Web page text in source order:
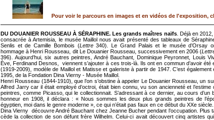
Pour voir le parcours en images et en vidéos de l'exposition,
DU DOUANIER ROUSSEAU À SÉRAPHINE. Les grands maîtres naïfs. Déjà en 2012,
consacrée à Artemisia, le musée Maillol nous avait présenté des tableaux de
Senlis et de Camille Bombois (Lettre340). Le Grand Palais et le musée d’Orsay
hommage à Henri Rousseau, dit Le Douanier Rousseau, successivement en 2006 (
396). Aujourd’hui, six autres peintres, André Bauchant, Dominique Peyronnet, Louis
Ève, Ferdinand Desnos, viennent s’ajouter à ces trois-là. Ils ont en commun d’avoir
(1919-2009), modèle de Maillol et Matisse et galeriste à partir de 1947. C’est également
1995, de la Fondation Dina Vierny - Musée Maillol.
Henri Rousseau (1844-1910), que l’on s’obstine à appeler Le Douanier Rousseau, un
Alfred Jarry car il était employé d’octroi, était bien connu, vu son ancienneté et l’estime
peintres, comme Picasso, qui le collectionnait. S’adressant à ce dernier, au cours d’un
honneur en 1908, il déclara : « Nous sommes les deux plus grands peintres de
égyptien, moi dans le genre moderne », ce qui n’était pas faux en ce début du XXe siècle.
Dina Vierny découvre André Bauchant chez Jeanne Bucher pendant l’occupation. Plus
cède la collection de son défunt frère Wilhelm. Celui-ci avait découvert cinq artistes